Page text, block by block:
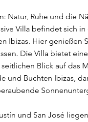
Natur, Ruhe und die
Villa befindet sich
Ibizas. Hier genießen
Die Villa bietet
Blick auf das
und Buchten Ibizas,
und San José